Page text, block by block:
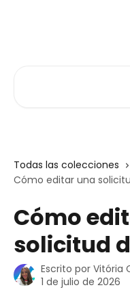
Todas las colecciones
Cómo editar una
Cómo
solicitud
Escrito por Vitória
1 de julio de 2026